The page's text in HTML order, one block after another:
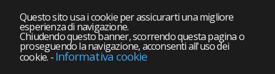
Questo sito usa i cookie per assicurarti una migliore
esperienza di navigazione.
Chiudendo questo banner, scorrendo questa pagina o
proseguendo la navigazione, acconsenti all'uso dei
cookie. - Informativa cookie